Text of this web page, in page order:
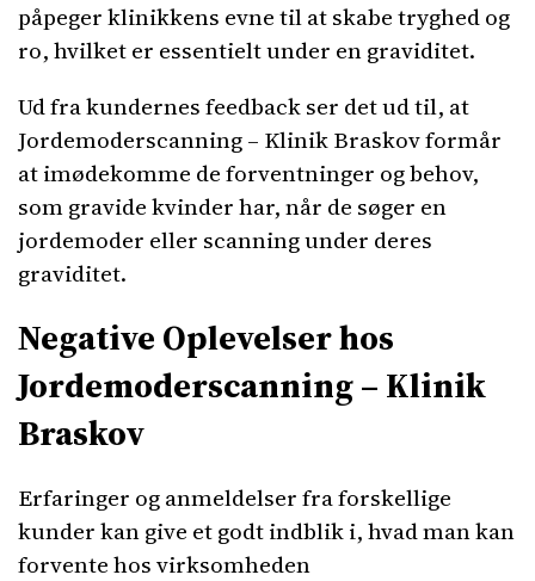
påpeger klinikkens evne til at skabe tryghed og
ro, hvilket er essentielt under en graviditet.
Ud fra kundernes feedback ser det ud til, at
Jordemoderscanning – Klinik Braskov formår
at imødekomme de forventninger og behov,
som gravide kvinder har, når de søger en
jordemoder eller scanning under deres
graviditet.
Negative Oplevelser hos
Jordemoderscanning – Klinik
Braskov
Erfaringer og anmeldelser fra forskellige
kunder kan give et godt indblik i, hvad man kan
forvente hos virksomheden